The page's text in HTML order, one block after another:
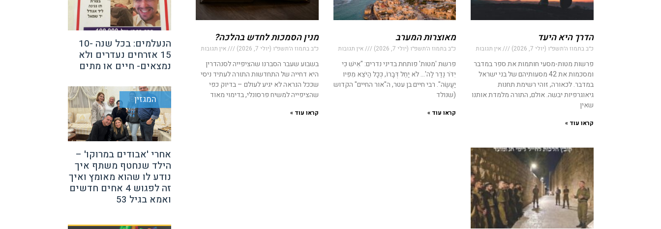
הדרך היא היעד
כ״ב בתמוז ה׳תשפ״ו (יולי 7, 2026) אין תגובות
פרשות מטות-מסעי חותמות את ספר במדבר
ומסכמות את 42 מסעותיהם של בני ישראל
במדבר. לכאורה, זוהי רשימת תחנות
גיאוגרפיות יבשה. אולם, התורה מלמדת אותנו
שאין
קראו עוד »
מאוצרות המערב
כ״ב בתמוז ה׳תשפ״ו (יולי 7, 2026) אין תגובות
פרשת 'מטות' פותחת בדיני נדרים: "אִישׁ כִּי
יִדֹּר נֶדֶר לַה'… לֹא יַחֵל דְּבָרוֹ, כְּכָל הַיֹּצֵא מִפִּיו
יַעֲשֶׂה". רבי חיים בן עטר, ה"אור החיים" הקדוש
(שנולד
קראו עוד »
מנין הסמכות לחדש בהלכה?
כ״ב בתמוז ה׳תשפ״ו (יולי 7, 2026) אין תגובות
בשבוע שעבר הסברנו שהציפייה לסנהדרין
היא דחייה של התחדשות התורה לעתיד ניסי
שככל הנראה לא יגיע לעולם – בדיוק כפי
שהציפייה למשיח פרסונלי, בדימוי מאוד
קראו עוד »
הנעלמים: בכל שנה 10-
15 אזרחים נעדרים ולא
נמצאים- חיים או מתים
המגזין
אחרי 'אבודים במרוקו' –
הילד שנחטף משתף איך
נודע לו שהוא מאומץ ואיך
זה לפגוש 4 אחים חדשים
ואמא בגיל 53